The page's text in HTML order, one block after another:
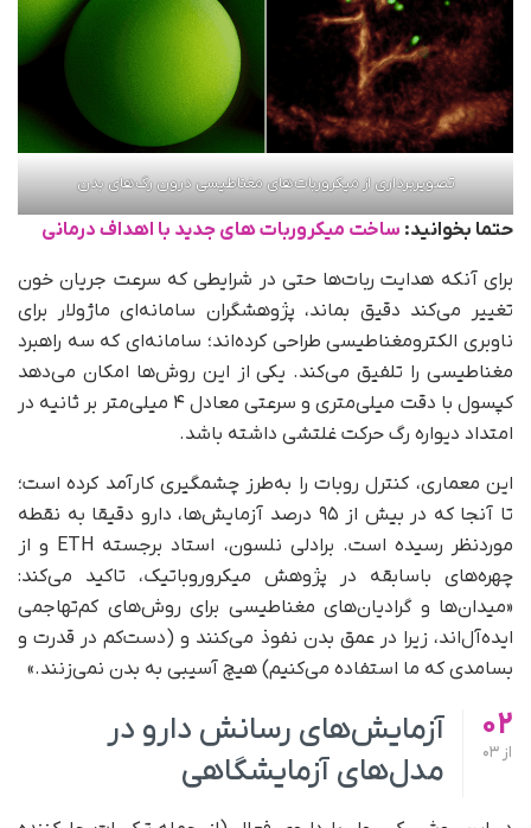
تصویربرداری از میکروربات‌های مغناطیسی درون رگ‌های بدن
حتما بخوانید: ساخت میکروربات های جدید با اهداف درمانی
برای آنکه هدایت ربات‌ها حتی در شرایطی که سرعت جریان خون
تغییر می‌کند دقیق بماند، پژوهشگران سامانه‌ای ماژولار برای
ناوبری الکترومغناطیسی طراحی کرده‌اند؛ سامانه‌ای که سه راهبرد
مغناطیسی را تلفیق می‌کند. یکی از این روش‌ها امکان می‌دهد
کپسول با دقت میلی‌متری و سرعتی معادل ۴ میلی‌متر بر ثانیه در
امتداد دیواره رگ حرکت غلتشی داشته باشد.
این معماری، کنترل روبات را به‌طرز چشمگیری کارآمد کرده است؛
تا آنجا که در بیش از ۹۵ درصد آزمایش‌ها، دارو دقیقا به نقطه
موردنظر رسیده است. برادلی نلسون، استاد برجسته ETH و از
چهره‌های باسابقه در پژوهش میکروروباتیک، تاکید می‌کند:
«میدان‌ها و گرادیان‌های مغناطیسی برای روش‌های کم‌تهاجمی
ایده‌آل‌اند، زیرا در عمق بدن نفوذ می‌کنند و (دست‌کم در قدرت و
بسامدی که ما استفاده می‌کنیم) هیچ آسیبی به بدن نمی‌زنند.»
02
از
آزمایش‌های رسانش دارو در
مدل‌های آزمایشگاهی